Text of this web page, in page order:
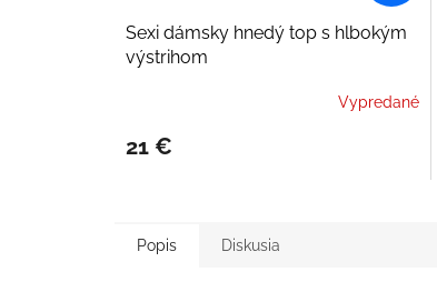
Sexi dámsky hnedý top s hlbokým
výstrihom
Vypredané
21 €
Popis Diskusia